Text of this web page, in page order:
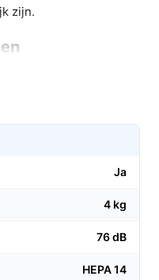
zijn.
zonder tussentijds
per lading; sommige
controleer dat bij
vooraf de
Ja
4 kg
76 dB
HEPA 14